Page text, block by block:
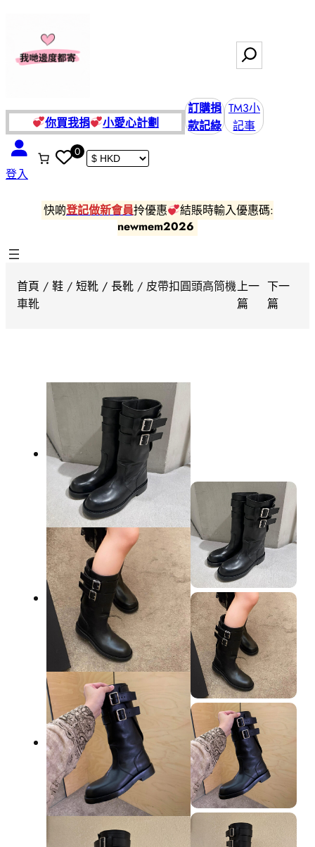
你買我捐 小愛心計劃
訂購捐
款記綠
TM3小
記事
登入
0
快啲登記做新會員拎優惠
結賬時輸入優惠碼:
newmem2026
首頁 / 鞋 / 短靴 / 長靴 / 皮帶扣圓頭高筒機
車靴
上一
篇
下一
篇